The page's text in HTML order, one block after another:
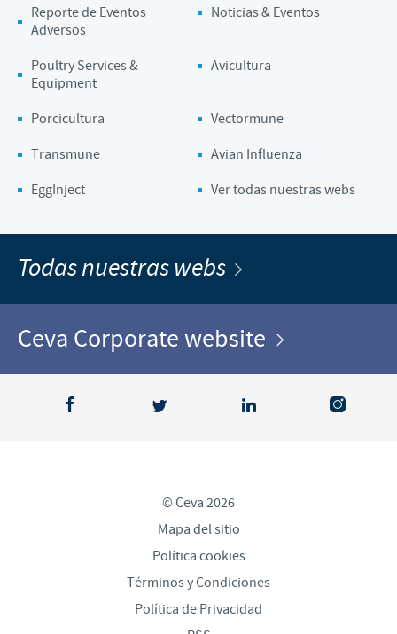
Reporte de Eventos
Adversos
Noticias & Eventos
Poultry Services &
Equipment
Avicultura
Porcicultura
Vectormune
Transmune
Avian Influenza
EggInject
Ver todas nuestras webs
Todas nuestras webs
Ceva Corporate website
© Ceva 2026
Mapa del sitio
Política cookies
Términos y Condiciones
Política de Privacidad